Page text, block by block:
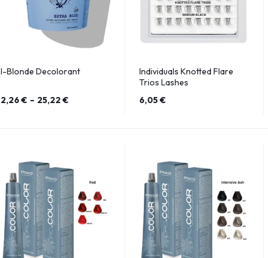
I-Blonde Decolorant
2,26€ – 25,22 €
Individuals Knotted Flare
Trios Lashes
6,05€